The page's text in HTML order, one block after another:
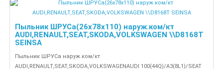
Пыльник ШРУСа(26x78x110) наруж.ком/кт
AUDI,RENAULT,SEAT,SKODA,VOLKSWAGEN \\D8168T
SEINSA
Пыльник ШРУСа наруж.ком/кт
AUDI,RENAULT,SEAT,SKODA,VOLKSWAGENAUDI 100(44Q)/A3(8L1)/SEAT